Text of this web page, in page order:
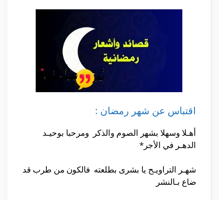
اقتباس عن شهر رمضان :
أهـلا وسهلا بشهر الصوم والذكر ومرحبا بوحيـد
الدهـر في الأجر*
شهـر التراويـح يا بشرى بطلعته فالكون من طرب قد
ضاع بـالنشر